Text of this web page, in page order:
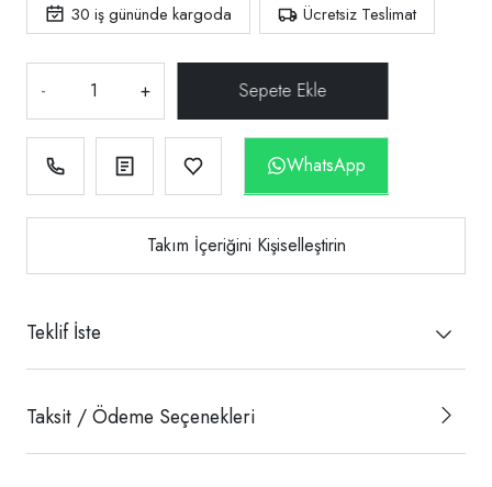
30 iş gününde kargoda Ücretsiz Teslimat
- +
WhatsApp
Takım İçeriğini Kişiselleştirin
Teklif İste
Taksit / Ödeme Seçenekleri